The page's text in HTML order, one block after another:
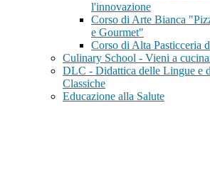
l'innovazione
Corso di Arte Bianca
e Gourmet"
Corso di Alta Pasticceria
Culinary School - Vieni a
DLC - Didattica delle Lingue e
Classiche
Educazione alla Salute